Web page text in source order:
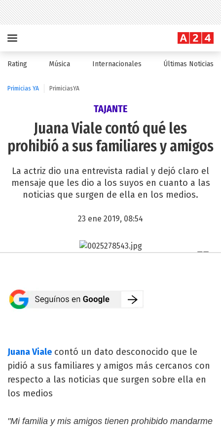
Rating Música Internacionales Últimas Noticias
Primicias YA PrimiciasYA
TAJANTE
Juana Viale contó qué les
prohibió a sus familiares y amigos
La actriz dio una entrevista radial y dejó claro el
mensaje que les dio a los suyos en cuanto a las
noticias que surgen de ella en los medios.
23 ene 2019, 08:54
Juana Viale contó un dato desconocido que le
pidió a sus familiares y amigos más cercanos con
respecto a las noticias que surgen sobre ella en
los medios
"Mi familia y mis amigos tienen prohibido mandarme